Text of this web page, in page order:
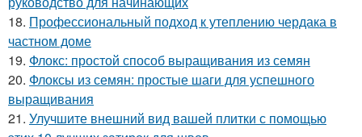
18. Профессиональный подход к утеплению чердака в
частном доме
19. Флокс: простой способ выращивания из семян
20. Флоксы из семян: простые шаги для успешного
выращивания
21. Улучшите внешний вид вашей плитки с помощью